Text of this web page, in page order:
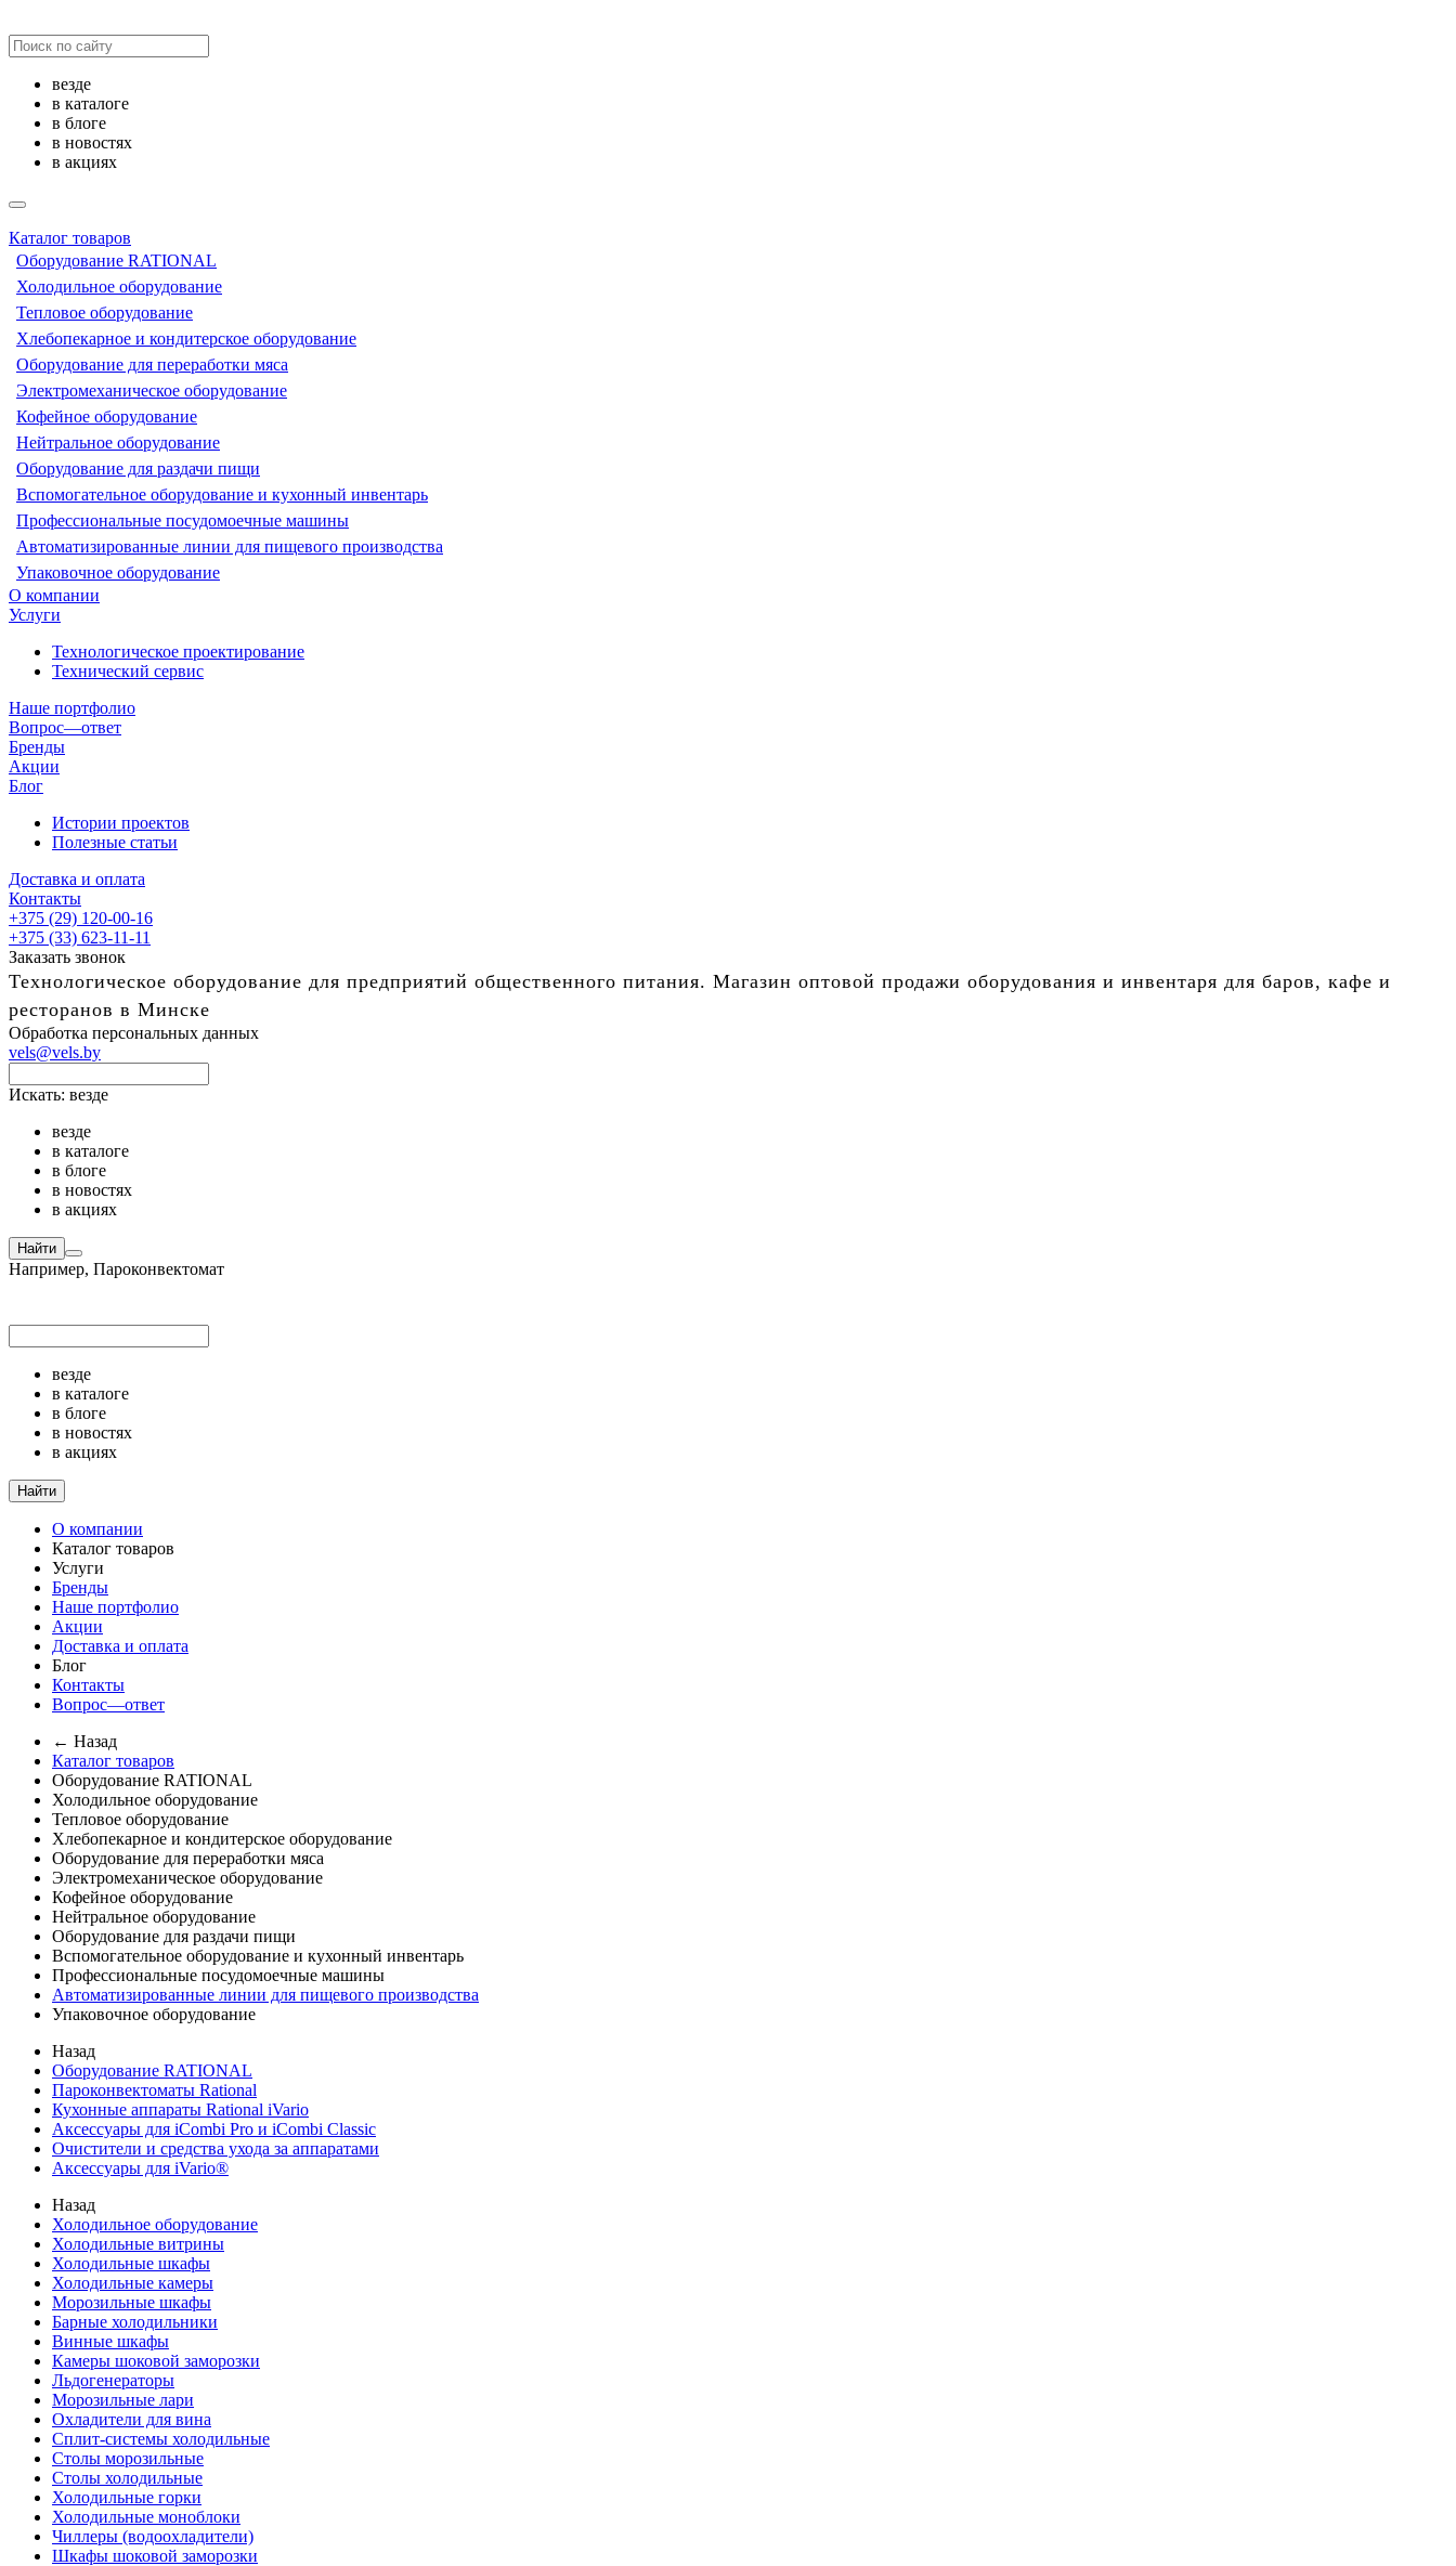
везде
в каталоге
в блоге
в новостях
в акциях
Каталог товаров
Оборудование RATIONAL
Холодильное оборудование
Тепловое оборудование
Хлебопекарное и кондитерское оборудование
Оборудование для переработки мяса
Электромеханическое оборудование
Кофейное оборудование
Нейтральное оборудование
Оборудование для раздачи пищи
Вспомогательное оборудование и кухонный инвентарь
Профессиональные посудомоечные машины
Автоматизированные линии для пищевого производства
Упаковочное оборудование
О компании
Услуги
Технологическое проектирование
Технический сервис
Наше портфолио
Вопрос—ответ
Бренды
Акции
Блог
Истории проектов
Полезные статьи
Доставка и оплата
Контакты
+375 (29) 120-00-16
+375 (33) 623-11-11
Заказать звонок
Технологическое оборудование для предприятий общественного питания. Магазин оптовой продажи оборудования и инвентаря для баров, кафе и
ресторанов в Минске
Обработка персональных данных
vels@vels.by
Искать: везде
везде
в каталоге
в блоге
в новостях
в акциях
Найти
Например, Пароконвектомат
везде
в каталоге
в блоге
в новостях
в акциях
Найти
О компании
Каталог товаров
Услуги
Бренды
Наше портфолио
Акции
Доставка и оплата
Блог
Контакты
Вопрос—ответ
← Назад
Каталог товаров
Оборудование RATIONAL
Холодильное оборудование
Тепловое оборудование
Хлебопекарное и кондитерское оборудование
Оборудование для переработки мяса
Электромеханическое оборудование
Кофейное оборудование
Нейтральное оборудование
Оборудование для раздачи пищи
Вспомогательное оборудование и кухонный инвентарь
Профессиональные посудомоечные машины
Автоматизированные линии для пищевого производства
Упаковочное оборудование
Назад
Оборудование RATIONAL
Пароконвектоматы Rational
Кухонные аппараты Rational iVario
Аксессуары для iCombi Pro и iCombi Classic
Очистители и средства ухода за аппаратами
Аксессуары для iVario®
Назад
Холодильное оборудование
Холодильные витрины
Холодильные шкафы
Холодильные камеры
Морозильные шкафы
Барные холодильники
Винные шкафы
Камеры шоковой заморозки
Льдогенераторы
Морозильные лари
Охладители для вина
Сплит-системы холодильные
Столы морозильные
Столы холодильные
Холодильные горки
Холодильные моноблоки
Чиллеры (водоохладители)
Шкафы шоковой заморозки